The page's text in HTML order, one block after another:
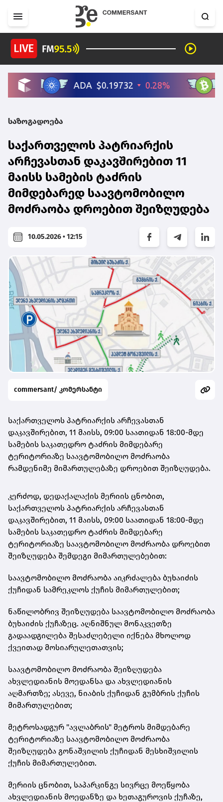
საზოგადოება
საქართველოს პატრიარქის
არჩევასთან დაკავშირებით 11
მაისს სამების ტაძრის
მიმდებარედ საავტომობილო
მოძრაობა დროებით შეიზღუდება
10.05.2026 • 12:15
commersant/ კომერსანტი
საქართველოს პატრიარქის არჩევასთან
დაკავშირებით, 11 მაისს, 09:00 საათიდან 18:00-მდე
სამების საკათედრო ტაძრის მიმდებარე
ტერიტორიაზე საავტომობილო მოძრაობა
რამდენიმე მიმართულებაზე დროებით შეიზღუდება.
კერძოდ, დედაქალაქის მერიის ცნობით,
საქართველოს პატრიარქის არჩევასთან
დაკავშირებით, 11 მაისს, 09:00 საათიდან 18:00-მდე
სამების საკათედრო ტაძრის მიმდებარე
ტერიტორიაზე საავტომობილო მოძრაობა დროებით
შეიზღუდება შემდეგი მიმართულებებით:
საავტომობილო მოძრაობა აიკრძალება ბუხაიძის
ქუჩიდან სამრეკლოს ქუჩის მიმართულებით;
ნაწილობრივ შეიზღუდება საავტომობილო მოძრაობა
ბუხაიძის ქუჩაზეც. აღნიშნულ მონაკვეთზე
გადაადგილება შესაძლებელი იქნება მხოლოდ
ქვეითად მოსიარულეთათვის;
საავტომობილო მოძრაობა შეიზღუდება
ახვლედიანის მოედანსა და ახვლედიანის
აღმართზე; ასევე, ნიაბის ქუჩიდან გუმბრის ქუჩის
მიმართულებით;
მეტროსადგურ "ავლაბრის" მეტროს მიმდებარე
ტერიტორიაზე საავტომობილო მოძრაობა
შეიზღუდება გონაშვილის ქუჩიდან მესხიშვილის
ქუჩის მიმართულებით.
მერიის ცნობით, საპარკინგე სივრცე მოეწყობა
ახვლედიანის მოედანზე და ხეთაგუროვის ქუჩაზე,